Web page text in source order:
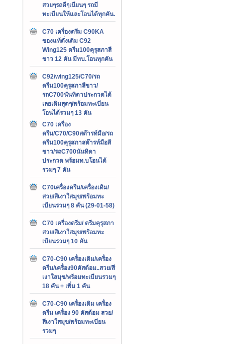
สวยๆรถดีๆเนียนๆ รถมี
ทะเบียนให้และโอนได้ทุกคัน.
C70 เครื่องดรีม C90KA
ของแท้ดั่งเดิม C92
Wing125 ดรีม100คุรุสภาสี
ขาว 12 คัน มีทบ.โอนทุกคัน
C92/wing125/C70/รถ
ดรีม100คุรุสภาสีขาว/
รถC700นันทิดาประกวดได้
เลยเดิมสุดๆ/พร้อมทะเบียน
โอนได้รวมๆ 13 คัน
C70 เครื่อง
ดรีม/C70/C90สต๊ารท์มือ/รถ
ดรีม100คุรุสภาสต๊ารท์มือสี
ขาว/รถC700นันทิดา
ประกวด พร้อมท.บโอนได้
รวมๆ 7 คัน
C70เครื่องดรีม/เครื่องเดิม/
สวย/สีเงาใสมุข/พร้อมทะ
เบียนรวมๆ 8 คัน (29-01-58)
C70 เครื่องดรีม/ ดรีมคุรุสภา
สวย/สีเงาใสมุข/พร้อมทะ
เบียนรวมๆ 10 คัน
C70-C90 เครื่องเดิม/เครื่อง
ดรีม/เครื่อง90คัสต้อม..สวย/สี
เงาใสมุข/พร้อมทะเบียนรวมๆ
18 คัน + เพิ่ม 1 คัน
C70-C90 เครื่องเดิม เครื่อง
ดรีม เครื่อง 90 คัสต้อม สวย/
สีเงาใสมุข/พร้อมทะเบียน
รวมๆ